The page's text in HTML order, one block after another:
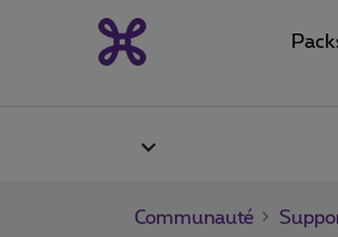
Communauté